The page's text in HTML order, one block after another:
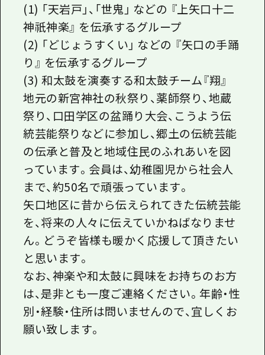
(1) 「天岩戸」、「世鬼」 などの 『上矢口十二
神祇神楽』 を伝承するグループ
(2) 「どじょうすくい」 などの 『矢口の手踊
り』 を伝承するグループ
(3) 和太鼓を演奏する和太鼓チーム『翔』
地元の新宮神社の秋祭り、薬師祭り、地蔵
祭り、口田学区の盆踊り大会、こうよう伝
統芸能祭りなどに参加し、郷土の伝統芸能
の伝承と普及と地域住民のふれあいを図
っています。会員は、幼稚園児から社会人
まで、約50名で頑張っています。
矢口地区に昔から伝えられてきた伝統芸能
を、将来の人々に伝えていかねばなりませ
ん。どうぞ皆様も暖かく応援して頂きたい
と思います。
なお、神楽や和太鼓に興味をお持ちのお方
は、是非とも一度ご連絡ください。年齢・性
別・経験・住所は問いませんので、宜しくお
願い致します。